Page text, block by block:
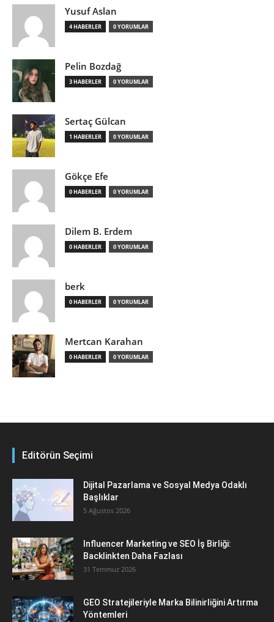
Yusuf Aslan
4 HABERLER 0 YORUMLAR
Pelin Bozdağ
3 HABERLER 0 YORUMLAR
Sertaç Gülcan
1 HABERLER 0 YORUMLAR
Gökçe Efe
0 HABERLER 0 YORUMLAR
Dilem B. Erdem
0 HABERLER 0 YORUMLAR
berk
0 HABERLER 0 YORUMLAR
Mertcan Karahan
0 HABERLER 0 YORUMLAR
Editörün Seçimi
Dijital Pazarlama ve Sosyal Medya Odaklı
Başlıklar
5 Ağustos 2026
Influencer Marketing ve SEO İş Birliği:
Backlinkten Daha Fazlası
31 Temmuz 2026
GEO Stratejileriyle Marka Bilinirliğini Artırma
Yöntemleri